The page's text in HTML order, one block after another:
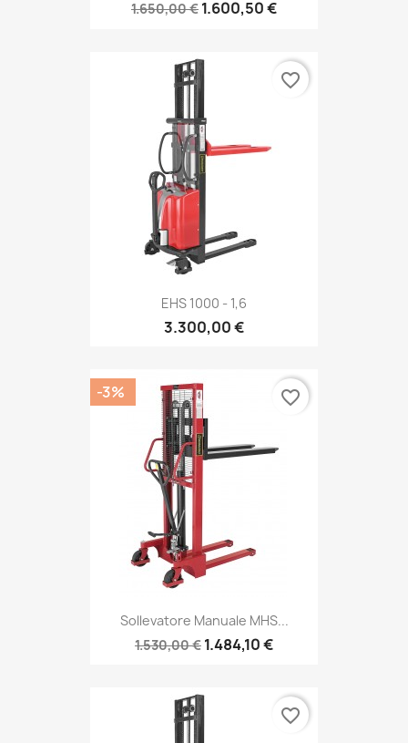
1.650,00 € 1.600,50 €
EHS 1000 - 1,6
3.300,00 €
favorite_border
Sollevatore Manuale MHS...
1.530,00 € 1.484,10 €
-3% favorite_border
favorite_border